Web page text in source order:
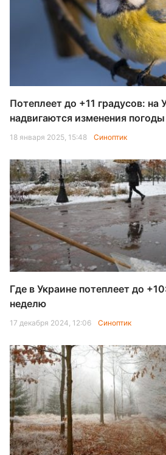
Потеплеет до +11 градусов: на
надвигаются изменения погоды
18 января 2025, 15:48 Синоптик
Где в Украине потеплеет до
неделю
17 декабря 2024, 12:06 Синоптик